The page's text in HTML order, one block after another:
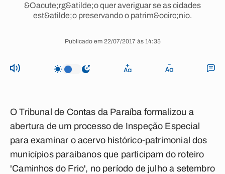
&Oacute;rg&atilde;o quer averiguar se as cidades
est&atilde;o preservando o patrim&ocirc;nio.
Publicado em 22/07/2017 às 14:35
O Tribunal de Contas da Paraíba formalizou a
abertura de um processo de Inspeção Especial
para examinar o acervo histórico-patrimonial dos
municípios paraibanos que participam do roteiro
'Caminhos do Frio', no período de julho a setembro